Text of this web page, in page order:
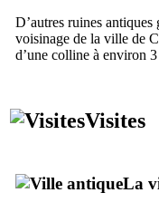
D’autres ruines
voisinage de la ville de
d’une colline à environ
Visites
La